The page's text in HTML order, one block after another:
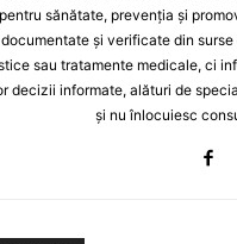
sănătate, prevenția și
și verificate din
sau tratamente medicale, ci
decizii informate, alături de
și nu înlocuiesc